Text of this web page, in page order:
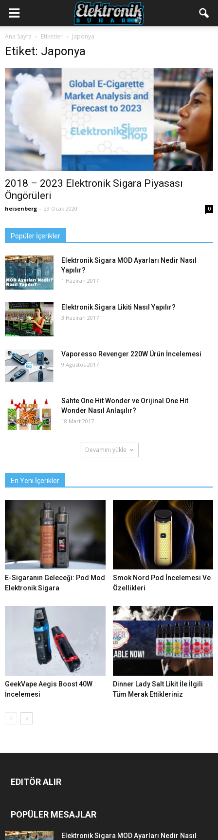
Ana Sayfa Etiketler Japonya
Etiket: Japonya
2018 – 2023 Elektronik Sigara Piyasası
Öngörüleri
heisenberg - 29 Ocak 2020 0
Popüler İçerikler
Elektronik Sigara MOD Ayarları Nedir Nasıl
Yapılır?
1 Haziran 2017
Elektronik Sigara Likiti Nasıl Yapılır?
3 Haziran 2017
Vaporesso Revenger 220W Ürün İncelemesi
9 Ağustos 2017
Sahte One Hit Wonder ve Orijinal One Hit
Wonder Nasıl Anlaşılır?
18 Mart 2017
Devamını yükle
En Yeni İçerikler
E-Sigaranın Geleceği: Pod Mod
Elektronik Sigara
Smok Nord Pod İncelemesi Ve
Özellikleri
GeekVape Aegis Boost 40W
İncelemesi
Dinner Lady Salt Likit İle İlgili
Tüm Merak Ettikleriniz
EDITÖR ALIR
POPÜLER MESAJLAR
Elektronik Sigara MOD Ayarları Nedir Nasıl